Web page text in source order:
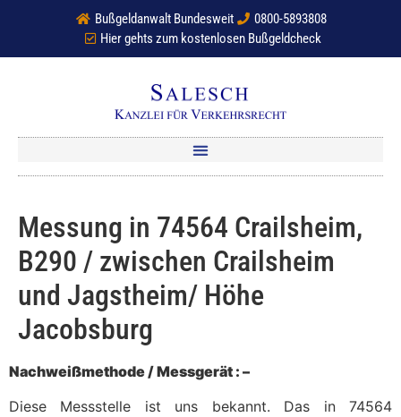
Bußgeldanwalt Bundesweit
0800-5893808
Hier gehts zum kostenlosen Bußgeldcheck
Messung in 74564 Crailsheim,
B290 / zwischen Crailsheim
und Jagstheim/ Höhe
Jacobsburg
Nachweißmethode / Messgerät : –
Diese Messstelle ist uns bekannt. Das in 74564